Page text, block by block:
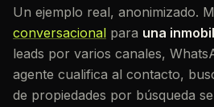
Un ejemplo real, anonimizado.
conversacional para una
leads por varios canales,
agente cualifica al contacto,
de propiedades por búsqueda